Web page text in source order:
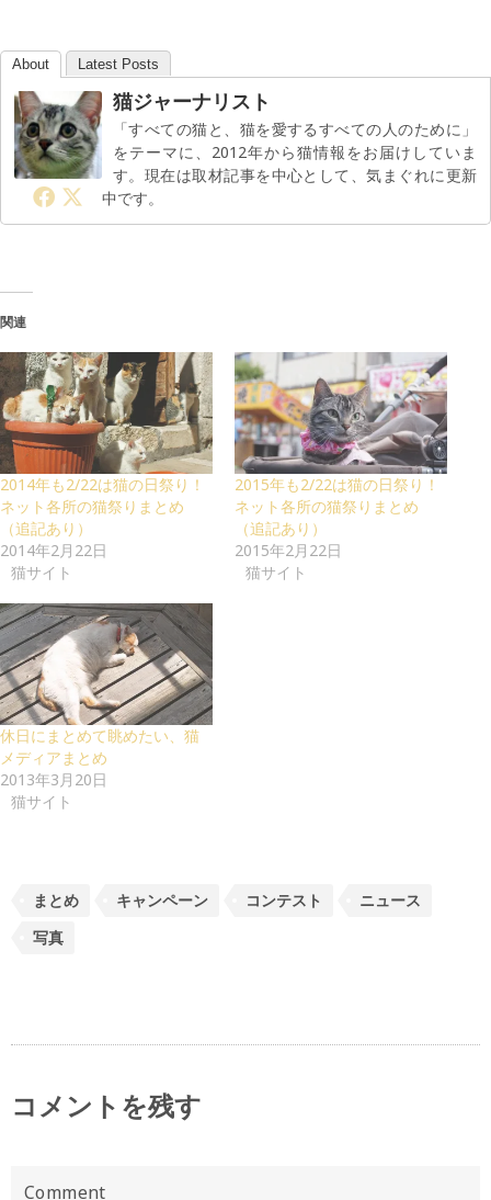
About Latest Posts
猫ジャーナリスト
「すべての猫と、猫を愛するすべての人のために」
をテーマに、2012年から猫情報をお届けしていま
す。現在は取材記事を中心として、気まぐれに更新
中です。
関連
2014年も2/22は猫の日祭り！
ネット各所の猫祭りまとめ
（追記あり）
2014年2月22日
猫サイト
2015年も2/22は猫の日祭り！
ネット各所の猫祭りまとめ
（追記あり）
2015年2月22日
猫サイト
休日にまとめて眺めたい、猫
メディアまとめ
2013年3月20日
猫サイト
まとめ キャンペーン コンテスト
ニュース
写真
コメントを残す